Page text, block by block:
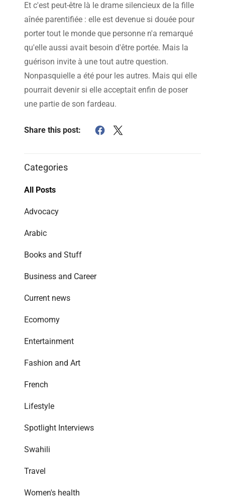
Et c'est peut-être là le drame silencieux de la fille
aînée parentifiée : elle est devenue si douée pour
porter tout le monde que personne n'a remarqué
qu'elle aussi avait besoin d'être portée. Mais la
guérison invite à une tout autre question.
Nonpasquielle a été pour les autres. Mais qui elle
pourrait devenir si elle acceptait enfin de poser
une partie de son fardeau.
Share this post:
Categories
All Posts
Advocacy
Arabic
Books and Stuff
Business and Career
Current news
Ecomomy
Entertainment
Fashion and Art
French
Lifestyle
Spotlight Interviews
Swahili
Travel
Women's health